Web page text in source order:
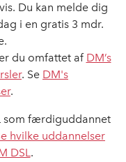
Du kan melde dig
i en gratis 3 mdr.
du omfattet af DM’s
. Se DM's
.
som færdiguddannet
hvilke uddannelser
DSL.